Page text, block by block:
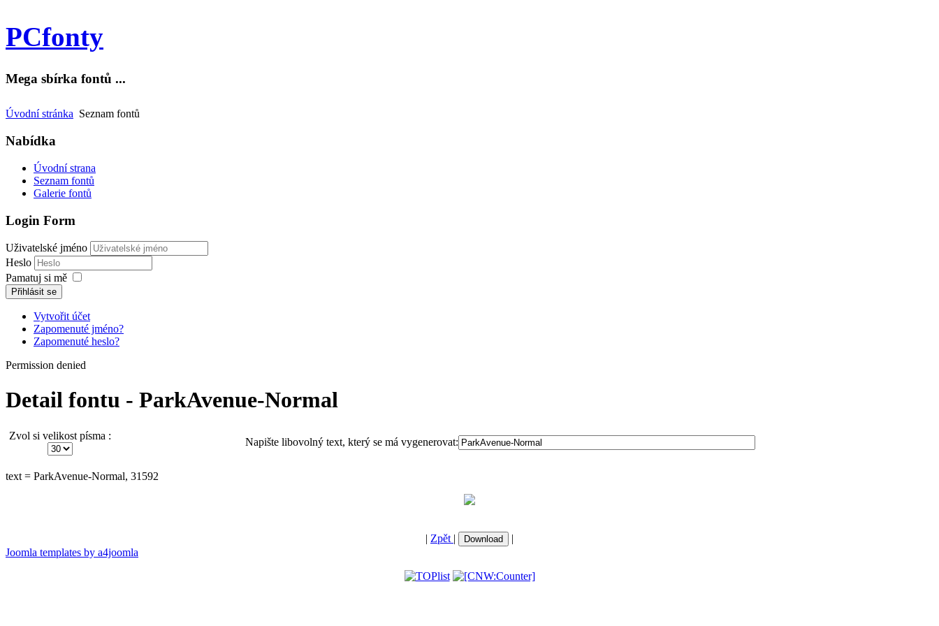
PCfonty
Mega sbírka fontů ...
Úvodní stránka Seznam fontů
Nabídka
Úvodní strana
Seznam fontů
Galerie fontů
Login Form
Uživatelské jméno
Heslo
Pamatuj si mě
Přihlásit se
Vytvořit účet
Zapomenuté jméno?
Zapomenuté heslo?
Permission denied
Detail fontu - ParkAvenue-Normal
Zvol si velikost písma :
Napište libovolný text, který se má vygenerovat:
text = ParkAvenue-Normal, 31592
| Zpět |
|
Joomla templates by a4joomla